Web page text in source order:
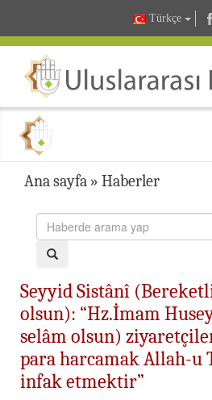
Türkçe
Ana sayfa » Haberler
Seyyid Sistânî
olsun): “Hz.İmam
selâm olsun)
para harcamak Allah-u
infak etmektir”